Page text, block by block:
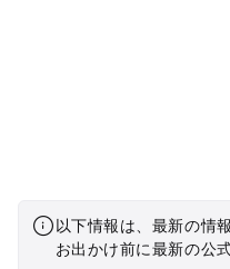
以下情報は、最新の情
お出かけ前に最新の公